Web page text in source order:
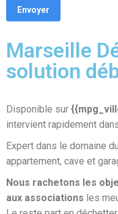
Marseille
solution
Disponible sur
intervient rapidement
Expert dans le domaine
appartement, cave et
Nous rachetons les
aux associations les